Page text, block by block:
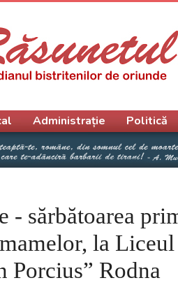
- sărbătoarea
la
Porcius” Rodna
Administrație Politică